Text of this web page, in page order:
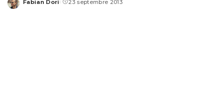
Posted
Fabian Dori 23 septembre 2013